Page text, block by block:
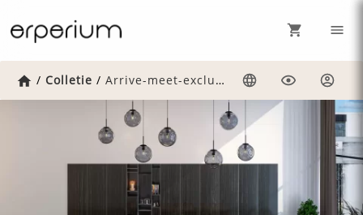
Home
/ Colletie / Arrive-meet-exclusive
Taal
Weergave